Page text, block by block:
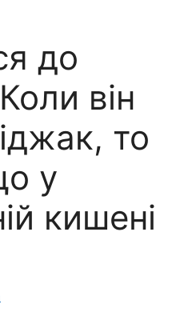
до
він
то
у
кишені